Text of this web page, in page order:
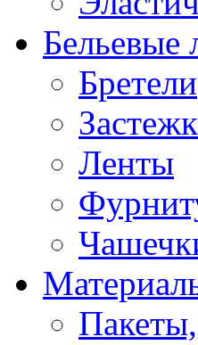
Бельевые
Бретели
Ленты